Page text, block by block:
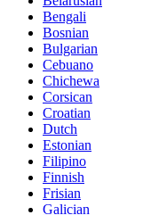
Bengali
Bosnian
Bulgarian
Cebuano
Chichewa
Corsican
Croatian
Dutch
Estonian
Filipino
Finnish
Frisian
Galician